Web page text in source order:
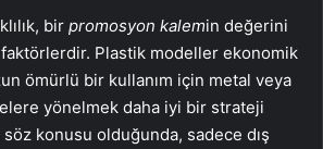
bir promosyon kalemin değerini
Plastik modeller ekonomik
ömürlü bir kullanım için metal veya
yönelmek daha iyi bir strateji
söz konusu olduğunda, sadece dış